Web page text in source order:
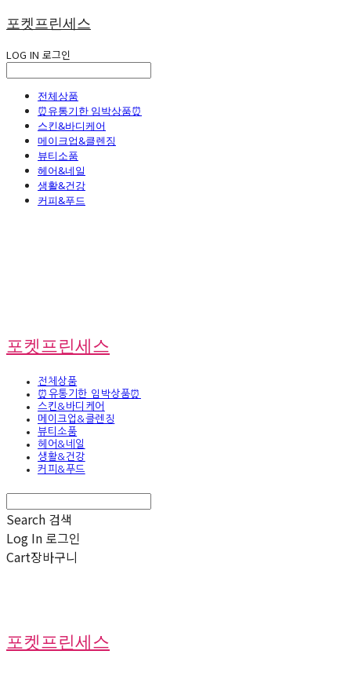
포켓프린세스
LOG IN 로그인
전체상품
⏰유통기한 임박상품⏰
스킨&바디케어
메이크업&클렌징
뷰티소품
헤어&네일
생활&건강
커피&푸드
포켓프린세스
전체상품
⏰유통기한 임박상품⏰
스킨&바디케어
메이크업&클렌징
뷰티소품
헤어&네일
생활&건강
커피&푸드
Search 검색
Log In 로그인
Cart장바구니
포켓프린세스